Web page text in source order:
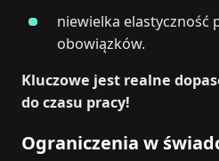
niewielka elastyczność
obowiązków.
Kluczowe jest realne
do czasu pracy!
Ograniczenia w